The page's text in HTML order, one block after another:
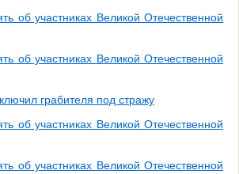
об участниках Великой Отечественной
об участниках Великой Отечественной
грабителя под стражу
об участниках Великой Отечественной
об участниках Великой Отечественной